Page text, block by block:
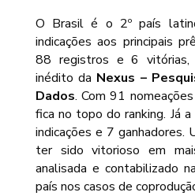
O Brasil é o 2º país
indicações aos principais
88 registros e 6 vitórias,
inédito da Nexus –
Dados. Com 91
fica no topo do ranking. Já
indicações e 7 ganhadores.
ter sido vitorioso em
analisada e contabilizado
país nos casos de